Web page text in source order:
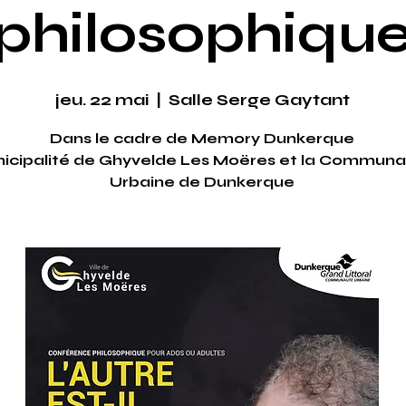
jeu. 22 mai
  |
Salle Serge Gaytant
Dans le cadre de Memory Dunkerque
de Ghyvelde Les Moëres et la
Urbaine de Dunkerque